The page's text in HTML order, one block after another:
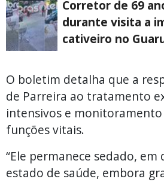
Corretor de 69
durante visita a
cativeiro no
O boletim detalha que a
de Parreira ao tratamento
intensivos e
funções vitais.
“Ele permanece sedado, em
estado de saúde, embora